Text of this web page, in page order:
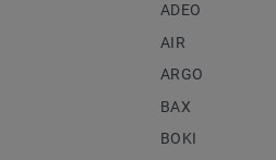
ADEO
AIR
ARGO
BAX
BOKI